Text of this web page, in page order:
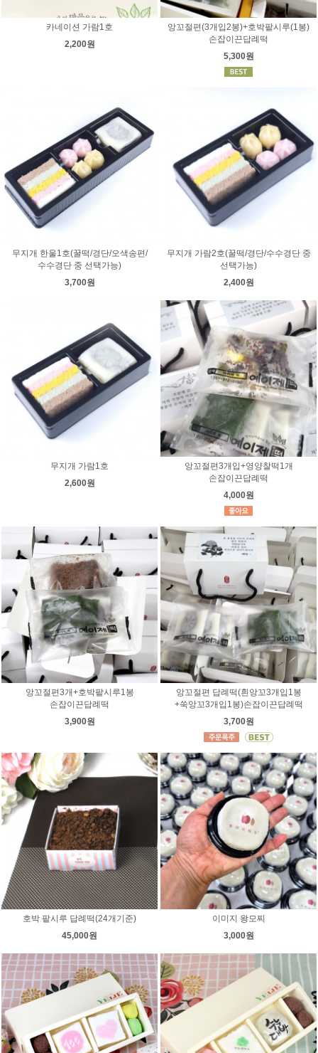
카네이션 가람1호
2,200원
앙꼬절편(3개입2봉)+호박팥시루(1봉)
손잡이끈답례떡
5,300원
무지개 한울1호(꿀떡/경단/오색송편/
수수경단 중 선택가능)
3,700원
무지개 가람2호(꿀떡/경단/수수경단 중
선택가능)
2,400원
무지개 가람1호
2,600원
앙꼬절편3개입+영양찰떡1개
손잡이끈답례떡
4,000원
앙꼬절편3개+호박팥시루1봉
손잡이끈답례떡
3,900원
앙꼬절편 답례떡(흰앙꼬3개입1봉
+쑥앙꼬3개입1봉)손잡이끈답례떡
3,700원
호박 팥시루 답례떡(24개기준)
45,000원
이미지 왕모찌
3,000원